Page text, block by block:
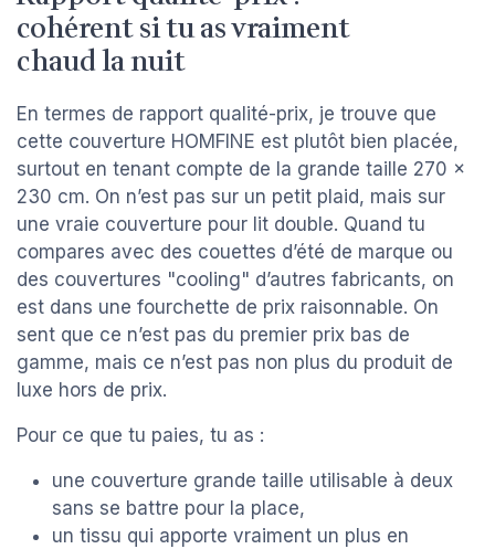
cohérent si tu as vraiment
chaud la nuit
En termes de rapport qualité-prix, je trouve que
cette couverture HOMFINE est plutôt bien placée,
surtout en tenant compte de la grande taille 270 x
230 cm. On n’est pas sur un petit plaid, mais sur
une vraie couverture pour lit double. Quand tu
compares avec des couettes d’été de marque ou
des couvertures "cooling" d’autres fabricants, on
est dans une fourchette de prix raisonnable. On
sent que ce n’est pas du premier prix bas de
gamme, mais ce n’est pas non plus du produit de
luxe hors de prix.
Pour ce que tu paies, tu as :
une couverture grande taille utilisable à deux
sans se battre pour la place,
un tissu qui apporte vraiment un plus en